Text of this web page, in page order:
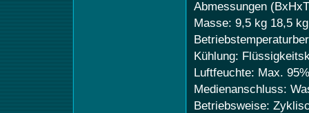
Abmessungen
Masse: 9,5 kg 18,5 kg
Kühlung:
Luftfeuchte: Max. 95%
Medienanschluss:
Betriebsweise: